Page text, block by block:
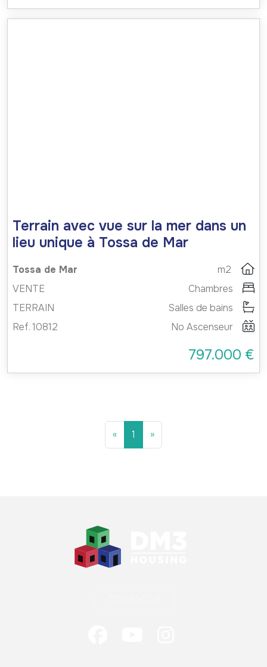
Terrain avec vue sur la mer dans un
lieu unique à Tossa de Mar
Tossa de Mar
VENTE
TERRAIN
Ref. 10812
m2
Chambres
Salles de bains
No Ascenseur
797.000 €
«First1 (current)
»Last